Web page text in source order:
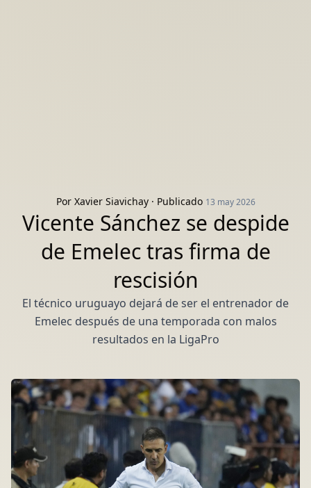
Por Xavier Siavichay· Publicado 13 may 2026
Vicente Sánchez se despide
de Emelec tras firma de
rescisión
El técnico uruguayo dejará de ser el entrenador de
Emelec después de una temporada con malos
resultados en la LigaPro